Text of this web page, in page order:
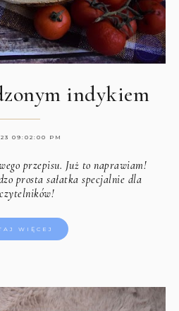
indykiem
09:02:00 PM
przepisu. Już to naprawiam!
prosta sałatka specjalnie dla
WIĘCEJ